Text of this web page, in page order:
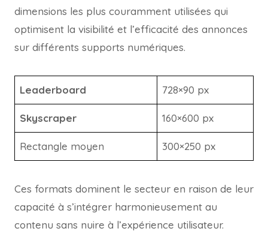
dimensions les plus couramment utilisées qui
optimisent la visibilité et l’efficacité des annonces
sur différents supports numériques.
Leaderboard 728×90 px
Skyscraper 160×600 px
Rectangle moyen 300×250 px
Ces formats dominent le secteur en raison de leur
capacité à s’intégrer harmonieusement au
contenu sans nuire à l’expérience utilisateur.